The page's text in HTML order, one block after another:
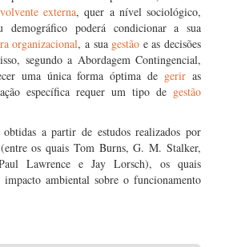
externa, quer a nível sociológico,
demográfico poderá condicionar a sua
organizacional, a sua gestão e as decisões
segundo a Abordagem Contingencial,
uma única forma óptima de gerir as
específica requer um tipo de gestão
obtidas a partir de estudos realizados por
os quais Tom Burns, G. M. Stalker,
Lawrence e Jay Lorsch), os quais
ambiental sobre o funcionamento